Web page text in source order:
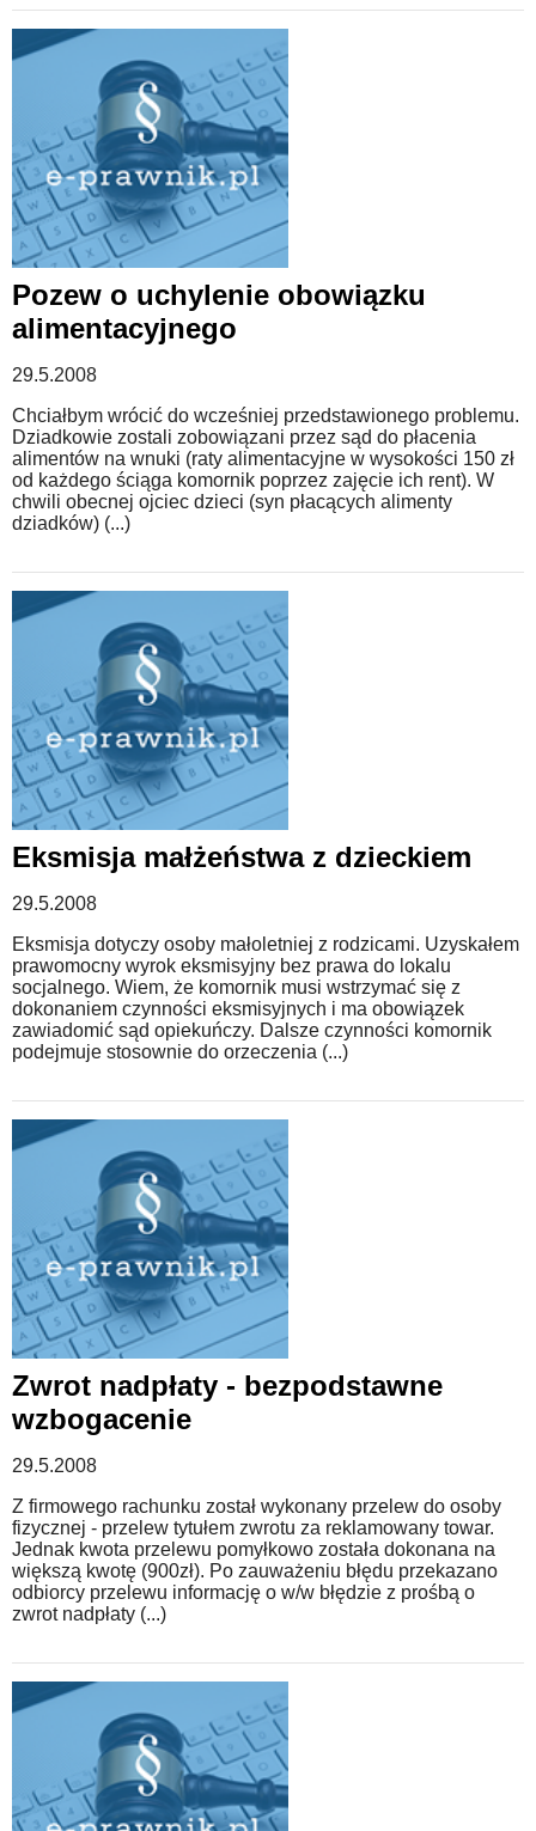
Pozew o uchylenie obowiązku
alimentacyjnego
29.5.2008
Chciałbym wrócić do wcześniej przedstawionego problemu.
Dziadkowie zostali zobowiązani przez sąd do płacenia
alimentów na wnuki (raty alimentacyjne w wysokości 150 zł
od każdego ściąga komornik poprzez zajęcie ich rent). W
chwili obecnej ojciec dzieci (syn płacących alimenty
dziadków) (...)
Eksmisja małżeństwa z dzieckiem
29.5.2008
Eksmisja dotyczy osoby małoletniej z rodzicami. Uzyskałem
prawomocny wyrok eksmisyjny bez prawa do lokalu
socjalnego. Wiem, że komornik musi wstrzymać się z
dokonaniem czynności eksmisyjnych i ma obowiązek
zawiadomić sąd opiekuńczy. Dalsze czynności komornik
podejmuje stosownie do orzeczenia (...)
Zwrot nadpłaty - bezpodstawne
wzbogacenie
29.5.2008
Z firmowego rachunku został wykonany przelew do osoby
fizycznej - przelew tytułem zwrotu za reklamowany towar.
Jednak kwota przelewu pomyłkowo została dokonana na
większą kwotę (900zł). Po zauważeniu błędu przekazano
odbiorcy przelewu informację o w/w błędzie z prośbą o
zwrot nadpłaty (...)